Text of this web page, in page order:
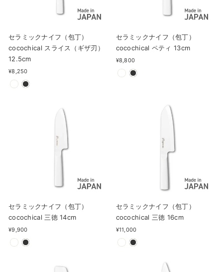
セラミックナイフ（包丁）
cocochical スライス（ギザ刃）
12.5cm
¥8,250
セラミックナイフ（包丁）
cocochical ペティ 13cm
¥8,800
セラミックナイフ（包丁）
cocochical 三徳 14cm
¥9,900
セラミックナイフ（包丁）
cocochical 三徳 16cm
¥11,000